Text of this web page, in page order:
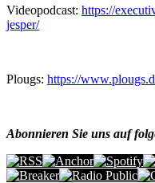
Videopodcast: https://
jesper/
Plougs: https://
Abonnieren Sie uns auf